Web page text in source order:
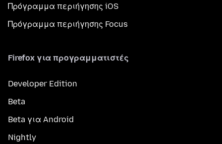
Πρόγραμμα περιήγησης iOS
Πρόγραμμα περιήγησης Focus
Firefox για προγραμματιστές
Developer Edition
Beta
Beta για Android
Nightly